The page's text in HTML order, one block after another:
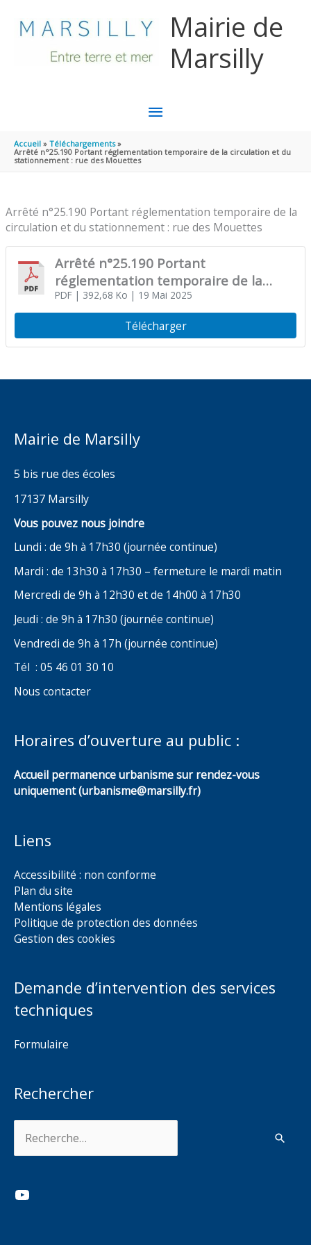
Mairie de
Marsilly
MENU
PRINCIPAL
Accueil
Téléchargements
Arrêté n°25.190 Portant réglementation temporaire de la circulation et du
stationnement : rue des Mouettes
Arrêté n°25.190 Portant réglementation temporaire de la
circulation et du stationnement : rue des Mouettes
Arrêté n°25.190 Portant
réglementation temporaire de la
circulation et du stationnement : rue
des Mouettes
PDF| 392,68 Ko | 19 Mai 2025
Télécharger
Mairie de Marsilly
5 bis rue des écoles
17137 Marsilly
Vous pouvez nous joindre
Lundi : de 9h à 17h30 (journée continue)
Mardi : de 13h30 à 17h30 – fermeture le mardi matin
Mercredi de 9h à 12h30 et de 14h00 à 17h30
Jeudi : de 9h à 17h30 (journée continue)
Vendredi de 9h à 17h (journée continue)
Tél : 05 46 01 30 10
Nous contacter
Horaires d’ouverture au public :
Accueil permanence urbanisme sur rendez-vous
uniquement (urbanisme@marsilly.fr)
Liens
Accessibilité : non conforme
Plan du site
Mentions légales
Politique de protection des données
Gestion des cookies
Demande d’intervention des services
techniques
Formulaire
Rechercher
YouTube